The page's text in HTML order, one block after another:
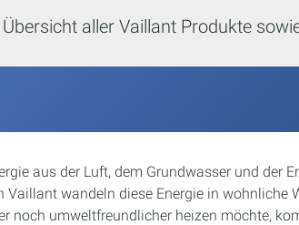
aller Vaillant Produkte
aus der Luft, dem Grundwasser und der
Vaillant wandeln diese Energie in
noch umweltfreundlicher heizen möchte,